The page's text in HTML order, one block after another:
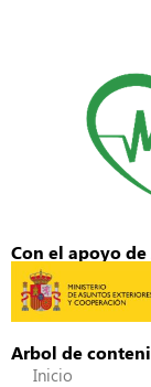
Con el apoyo de
Arbol de
Inicio